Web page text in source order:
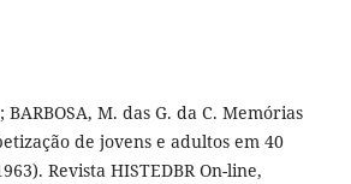
BARBOSA, M. das G. da C. Memórias
de jovens e adultos em 40
Revista HISTEDBR On-line,